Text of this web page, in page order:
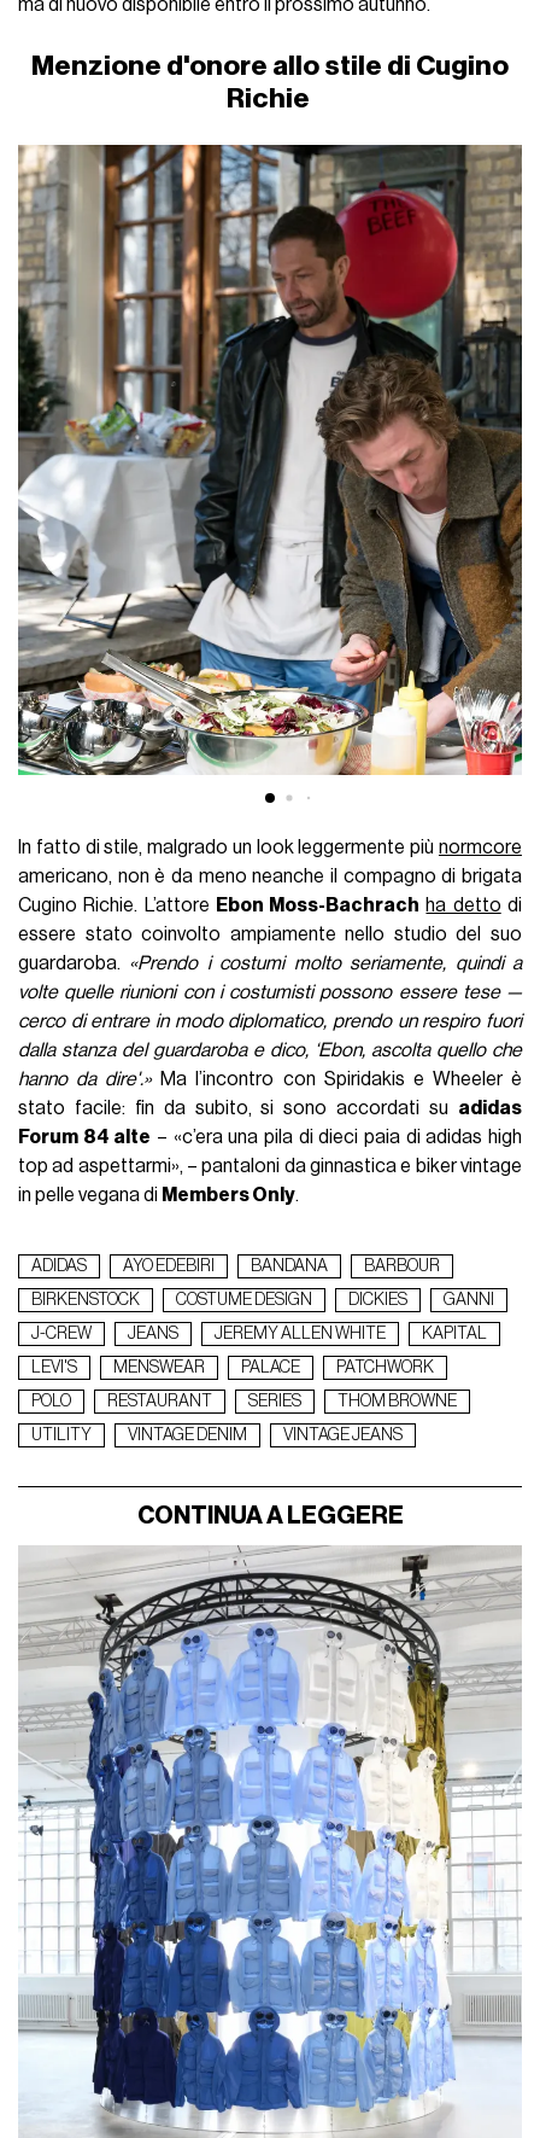
ma di nuovo disponibile entro il prossimo autunno.
Menzione d'onore allo stile di Cugino
Richie
In fatto di stile, malgrado un look leggermente più normcore
americano, non è da meno neanche il compagno di brigata
Cugino Richie. L’attore Ebon Moss-Bachrach ha detto di
essere stato coinvolto ampiamente nello studio del suo
guardaroba. «Prendo i costumi molto seriamente, quindi a
volte quelle riunioni con i costumisti possono essere tese —
cerco di entrare in modo diplomatico, prendo un respiro fuori
dalla stanza del guardaroba e dico, ‘Ebon, ascolta quello che
hanno da dire'.»Ma l’incontro con Spiridakis e Wheeler è
stato facile: fin da subito, si sono accordati su adidas
Forum 84 alte – «c’era una pila di dieci paia di adidas high
top ad aspettarmi», – pantaloni da ginnastica e biker vintage
in pelle vegana di Members Only.
ADIDAS AYO EDEBIRI BANDANA
BARBOUR
BIRKENSTOCK
COSTUME DESIGN DICKIES
GANNI
J-CREW
JEANS JEREMY ALLEN WHITE
KAPITAL
LEVI'S
MENSWEAR PALACE
PATCHWORK
POLO
RESTAURANT SERIES
THOM BROWNE
UTILITY
VINTAGE DENIM VINTAGE JEANS
CONTINUA A LEGGERE